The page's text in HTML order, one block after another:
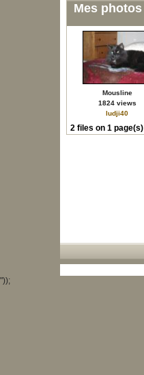
Mes photos
Mousline
1824 views
ludji40
2 files on 1 page(s)
"));